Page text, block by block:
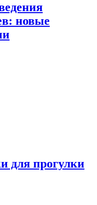
новые
для прогулки